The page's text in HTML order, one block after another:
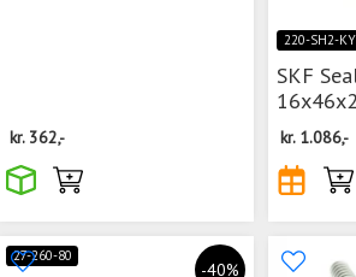
kr. 362,-
220-SH2-
SKF
kr. 1.086,-
-40%
27-260-80